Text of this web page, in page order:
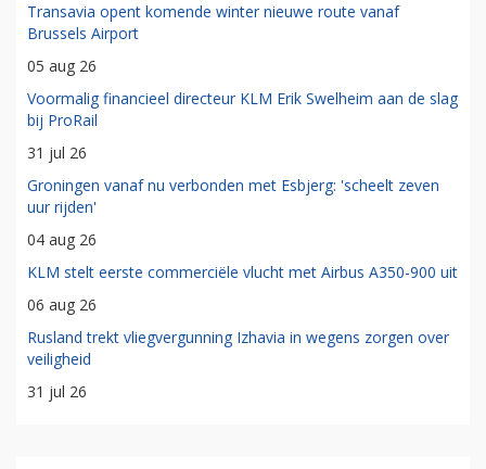
Transavia opent komende winter nieuwe route vanaf
Brussels Airport
05 aug 26
Voormalig financieel directeur KLM Erik Swelheim aan de slag
bij ProRail
31 jul 26
Groningen vanaf nu verbonden met Esbjerg: 'scheelt zeven
uur rijden'
04 aug 26
KLM stelt eerste commerciële vlucht met Airbus A350-900 uit
06 aug 26
Rusland trekt vliegvergunning Izhavia in wegens zorgen over
veiligheid
31 jul 26